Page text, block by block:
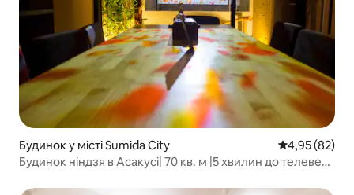
Будинок у місті Sumida City Середня
4,95 (82)
Будинок ніндзя в Асакусі| 70 кв. м |5 хвилин до телевежі